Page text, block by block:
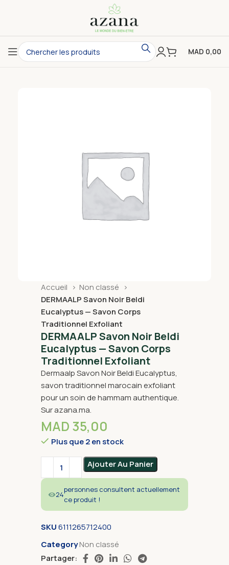
MAD 0,00
Accueil
Non classé
DERMAALP Savon Noir Beldi
Eucalyptus — Savon Corps
Traditionnel Exfoliant
DERMAALP Savon Noir Beldi
Eucalyptus — Savon Corps
Traditionnel Exfoliant
Dermaalp Savon Noir Beldi Eucalyptus,
savon traditionnel marocain exfoliant
pour un soin de hammam authentique.
Sur azana.ma.
MAD 35,00
Plus que 2 en stock
Ajouter Au Panier
24
personnes consultent actuellement
ce produit !
SKU6111265712400
CategoryNon classé
Partager: